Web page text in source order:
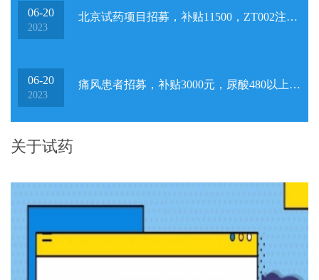
06-20
2023
北京试药项目招募，补贴11500，ZT002注射液，无烟检
06-20
2023
痛风患者招募，补贴3000元，尿酸480以上，不需要住院
关于试药